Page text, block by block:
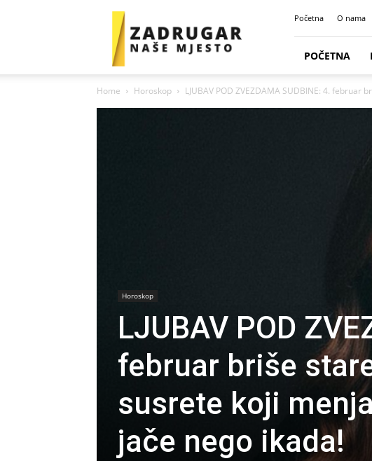
Zadrugar
Početna O nama
POČETNA
Home Horoskop LJUBAV POD ZVEZDAMA SUDBINE: 4. februar
Horoskop
LJUBAV POD
februar briše
susrete koji
jače nego ikada!